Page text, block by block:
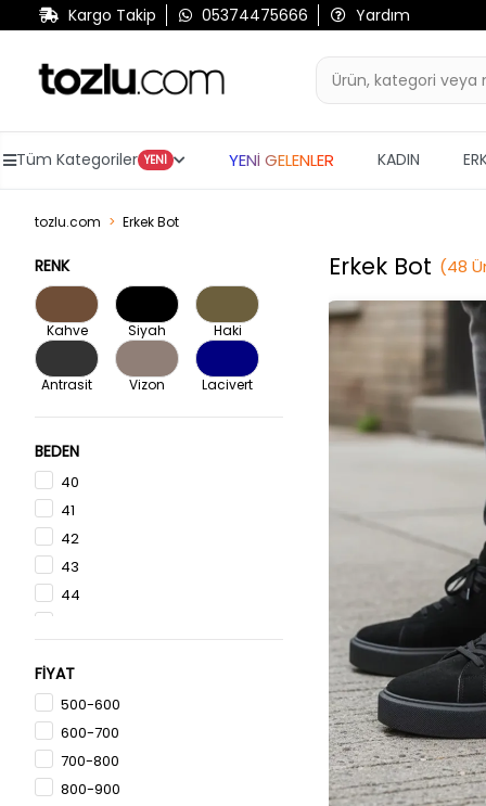
Kargo Takip 05374475666 Yardım
Tüm Kategoriler YENİ YENİ GELENLER KADIN
tozlu.com Erkek Bot
RENK
Kahve Siyah Haki
Antrasit Vizon Lacivert
BEDEN
40
41
42
43
44
47
FİYAT
500-600
600-700
700-800
800-900
Erkek Bot (48